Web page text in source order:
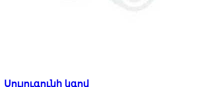
Սուլուգունի կգով